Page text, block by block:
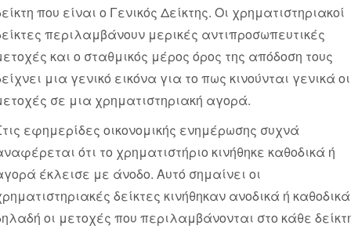
που είναι ο Γενικός Δείκτης. Οι χρηματιστηριακοί
περιλαμβάνουν μερικές αντιπροσωπευτικές
και ο σταθμικός μέρος όρος της απόδοση τους
μια γενικό εικόνα για το πως κινούνται γενικά οι
σε μια χρηματιστηριακή αγορά.
εφημερίδες οικονομικής ενημέρωσης συχνά
ότι το χρηματιστήριο κινήθηκε καθοδικά ή
έκλεισε με άνοδο. Αυτό σημαίνει οι
δείκτες κινήθηκαν ανοδικά ή καθοδικά
οι μετοχές που περιλαμβάνονται στο κάθε